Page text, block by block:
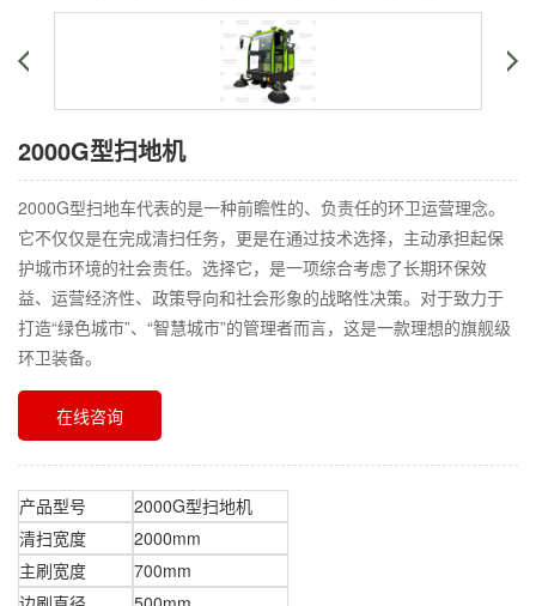
2000G型扫地机
2000G型扫地车代表的是一种前瞻性的、负责任的环卫运营理念。
它不仅仅是在完成清扫任务，更是在通过技术选择，主动承担起保
护城市环境的社会责任。选择它，是一项综合考虑了长期环保效
益、运营经济性、政策导向和社会形象的战略性决策。对于致力于
打造“绿色城市”、“智慧城市”的管理者而言，这是一款理想的旗舰级
环卫装备。
在线咨询
产品型号
2000G型扫地机
清扫宽度
2000mm
主刷宽度
700mm